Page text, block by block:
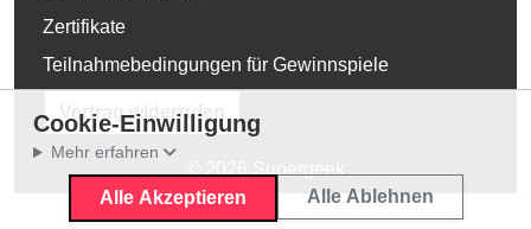
Zertifikate
Teilnahmebedingungen für Gewinnspiele
Vertrag widerrufen
Cookie-Einwilligung
Mehr erfahren
Alle Akzeptieren Alle Ablehnen